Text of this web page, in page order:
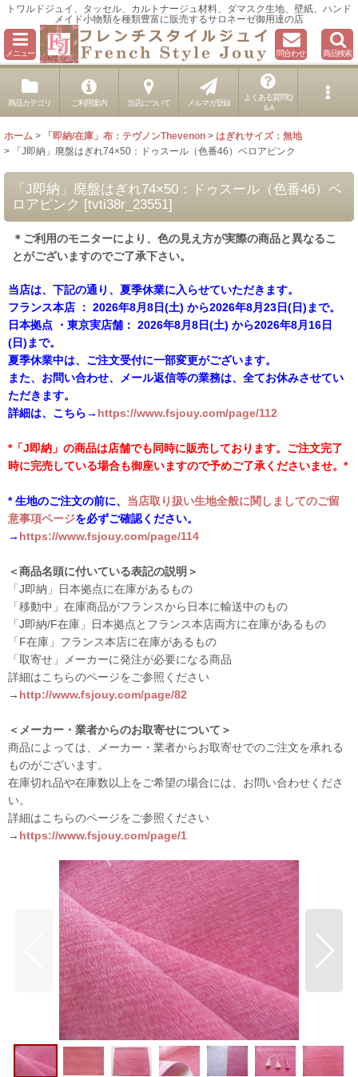
トワルドジュイ、タッセル、カルトナージュ材料、ダマスク生地、壁紙、ハンド
メイド小物類を種類豊富に販売するサロネーゼ御用達の店
メニュー 問合わせ 商品検索
商品カテゴリ ご利用案内 当店について メルマガ登録
よくある質問Q
＆A
ホーム > 「即納/在庫」布：テヴノンThevenon > はぎれサイズ：無地
>
「J即納」廃盤はぎれ74×50：ドゥスール（色番46）ベロアピンク
「J即納」廃盤はぎれ74×50：ドゥスール（色番46）ベ
ロアピンク [tvti38r_23551]
＊ご利用のモニターにより、色の見え方が実際の商品と異なるこ
とがございますのでご了承下さい。
当店は、下記の通り、夏季休業に入らせていただきます。
フランス本店 ： 2026年8月8日(土) から2026年8月23日(日)まで。
日本拠点 ・東京実店舗： 2026年8月8日(土) から2026年8月16日
(日)まで。
夏季休業中は、ご注文受付に一部変更がございます。
また、お問い合わせ、メール返信等の業務は、全てお休みさせてい
ただきます。
詳細は、こちら→ https://www.fsjouy.com/page/112
*「J即納」の商品は店舗でも同時に販売しております。ご注文完了
時に完売している場合も御座いますので予めご了承くださいませ。*
* 生地のご注文の前に、 当店取り扱い生地全般に関しましてのご留
意事項ページを必ずご確認ください。
→ https://www.fsjouy.com/page/114
＜商品名頭に付いている表記の説明＞
「J即納」日本拠点に在庫があるもの
「移動中」在庫商品がフランスから日本に輸送中のもの
「J即納/F在庫」日本拠点とフランス本店両方に在庫があるもの
「F在庫」フランス本店に在庫があるもの
「取寄せ」メーカーに発注が必要になる商品
詳細はこちらのページをご参照ください
→ http://www.fsjouy.com/page/82
＜メーカー・業者からのお取寄せについて＞
商品によっては、メーカー・業者からお取寄せでのご注文を承れる
ものがございます。
在庫切れ品や在庫数以上をご希望の場合には、お問い合わせくださ
い。
詳細はこちらのページをご参照ください
→ https://www.fsjouy.com/page/1